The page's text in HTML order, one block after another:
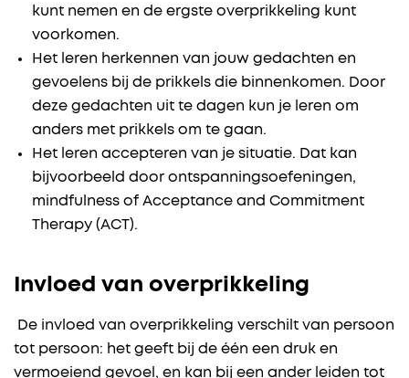
kunt nemen en de ergste overprikkeling kunt
voorkomen.
Het leren herkennen van jouw gedachten en
gevoelens bij de prikkels die binnenkomen. Door
deze gedachten uit te dagen kun je leren om
anders met prikkels om te gaan.
Het leren accepteren van je situatie. Dat kan
bijvoorbeeld door ontspanningsoefeningen,
mindfulness of Acceptance and Commitment
Therapy (ACT).
Invloed van overprikkeling
De invloed van overprikkeling verschilt van persoon
tot persoon: het geeft bij de één een druk en
vermoeiend gevoel, en kan bij een ander leiden tot